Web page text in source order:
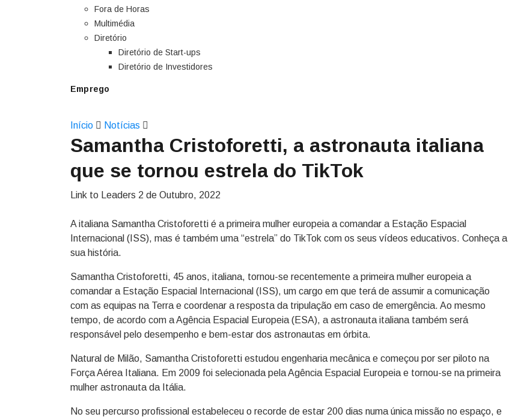
Fora de Horas
Multimédia
Diretório
Diretório de Start-ups
Diretório de Investidores
Emprego
Início Notícias
Samantha Cristoforetti, a astronauta italiana
que se tornou estrela do TikTok
Link to Leaders 2 de Outubro, 2022
A italiana Samantha Cristoforetti é a primeira mulher europeia a comandar a Estação Espacial
Internacional (ISS), mas é também uma “estrela” do TikTok com os seus vídeos educativos. Conheça a
sua história.
Samantha Cristoforetti, 45 anos, italiana, tornou-se recentemente a primeira mulher europeia a
comandar a Estação Espacial Internacional (ISS), um cargo em que terá de assumir a comunicação
com as equipas na Terra e coordenar a resposta da tripulação em caso de emergência. Ao mesmo
tempo, de acordo com a Agência Espacial Europeia (ESA), a astronauta italiana também será
responsável pelo desempenho e bem-estar dos astronautas em órbita.
Natural de Milão, Samantha Cristoforetti estudou engenharia mecânica e começou por ser piloto na
Força Aérea Italiana. Em 2009 foi selecionada pela Agência Espacial Europeia e tornou-se na primeira
mulher astronauta da Itália.
No seu percurso profissional estabeleceu o recorde de estar 200 dias numa única missão no espaço, e